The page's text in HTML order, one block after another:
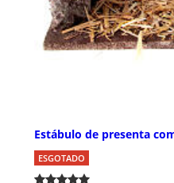
Estábulo de presenta
ESGOTADO